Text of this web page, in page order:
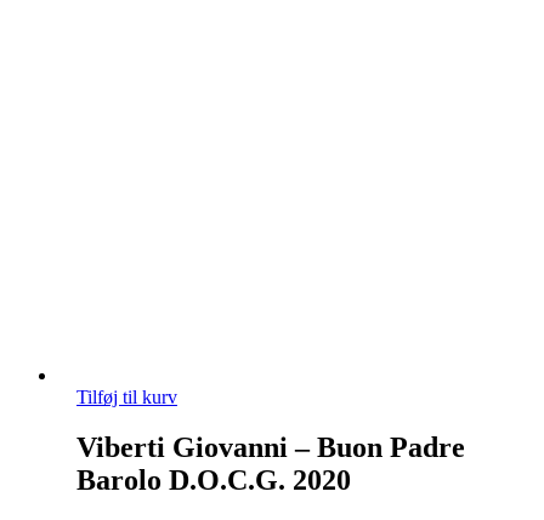
Tilføj til kurv
Viberti Giovanni – Buon Padre
Barolo D.O.C.G. 2020